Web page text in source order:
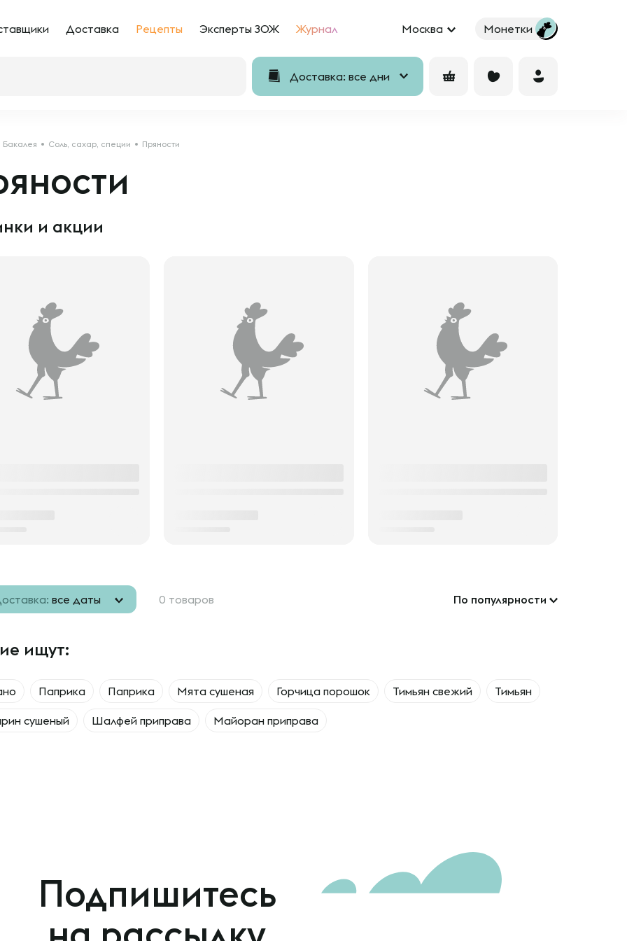
Доставка Рецепты Эксперты ЗОЖ Журнал Москва Монетки
Доставка: все дни
Бакалея Соль, сахар, специи Пряности
и акции
все даты 0 товаров По популярности
ищут:
Паприка Паприка Мята сушеная Горчица порошок Тимьян свежий Тимьян
сушеный Шалфей приправа Майоран приправа
Подпишитесь